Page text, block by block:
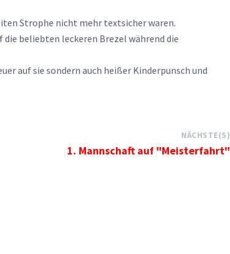
Strophe nicht mehr textsicher waren.
die beliebten leckeren Brezel während die
auf sie sondern auch heißer Kinderpunsch und
NÄCHSTE(S)
1. Mannschaft auf "Meisterfahrt"